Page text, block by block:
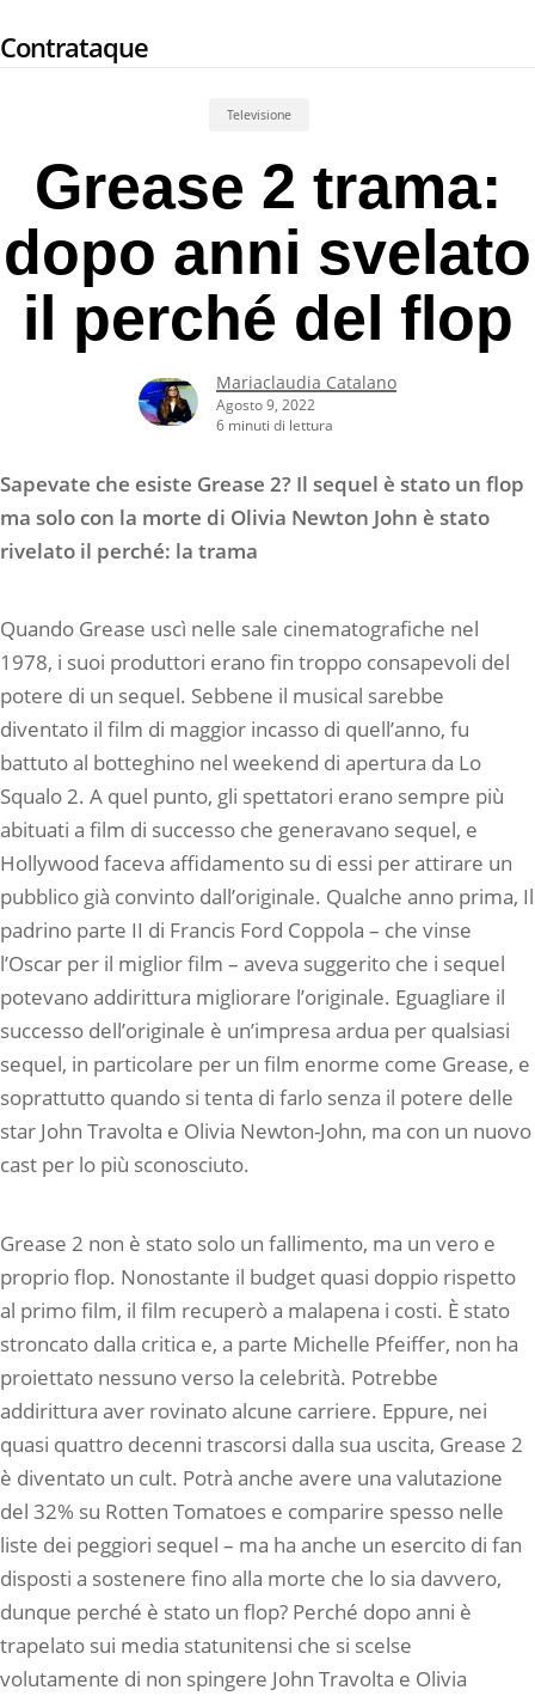
to
Contrataque
Televisione
Grease 2 trama:
dopo anni svelato
il perché del flop
Mariaclaudia Catalano
Agosto 9, 2022
6 minuti di lettura
Sapevate che esiste Grease 2? Il sequel è stato un flop
ma solo con la morte di Olivia Newton John è stato
rivelato il perché: la trama
Quando Grease uscì nelle sale cinematografiche nel
1978, i suoi produttori erano fin troppo consapevoli del
potere di un sequel. Sebbene il musical sarebbe
diventato il film di maggior incasso di quell’anno, fu
battuto al botteghino nel weekend di apertura da Lo
Squalo 2. A quel punto, gli spettatori erano sempre più
abituati a film di successo che generavano sequel, e
Hollywood faceva affidamento su di essi per attirare un
pubblico già convinto dall’originale. Qualche anno prima, Il
padrino parte II di Francis Ford Coppola – che vinse
l’Oscar per il miglior film – aveva suggerito che i sequel
potevano addirittura migliorare l’originale. Eguagliare il
successo dell’originale è un’impresa ardua per qualsiasi
sequel, in particolare per un film enorme come Grease, e
soprattutto quando si tenta di farlo senza il potere delle
star John Travolta e Olivia Newton-John, ma con un nuovo
cast per lo più sconosciuto.
Grease 2 non è stato solo un fallimento, ma un vero e
proprio flop. Nonostante il budget quasi doppio rispetto
al primo film, il film recuperò a malapena i costi. È stato
stroncato dalla critica e, a parte Michelle Pfeiffer, non ha
proiettato nessuno verso la celebrità. Potrebbe
addirittura aver rovinato alcune carriere. Eppure, nei
quasi quattro decenni trascorsi dalla sua uscita, Grease 2
è diventato un cult. Potrà anche avere una valutazione
del 32% su Rotten Tomatoes e comparire spesso nelle
liste dei peggiori sequel – ma ha anche un esercito di fan
disposti a sostenere fino alla morte che lo sia davvero,
dunque perché è stato un flop? Perché dopo anni è
trapelato sui media statunitensi che si scelse
volutamente di non spingere John Travolta e Olivia